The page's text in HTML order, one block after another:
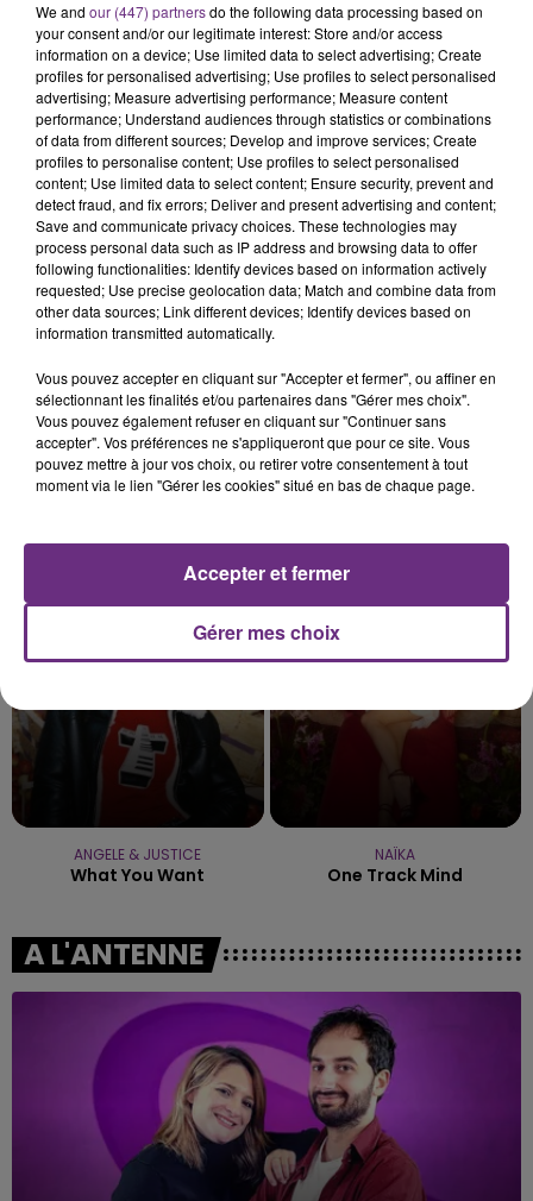
L'INSPECTION DU TRAVAIL RAPPELLE À
L'ORDRE SUR LES CONDITIONS DE...
Alors que les dates de début des vendange 2026
s'est avéré être plus précoce que prévu,
l'inspection du Travail en profite pour rappeler
les conditions de...
TITRES DIFFUSÉS
8h51
8h51 8h47
8h47
8h43
8h43
ANGELE & JUSTICE
What You Want
8h35
8h35
NAÏKA
One Track Mind
A L'ANTENNE
We and our (447) partnersdo the following data processing based on
your consent and/or our legitimate interest: Store and/or access
information on a device; Use limited data to select advertising; Create
profiles for personalised advertising; Use profiles to select personalised
advertising; Measure advertising performance; Measure content
performance; Understand audiences through statistics or combinations
of data from different sources; Develop and improve services; Create
profiles to personalise content; Use profiles to select personalised
content; Use limited data to select content; Ensure security, prevent and
detect fraud, and fix errors; Deliver and present advertising and content;
Save and communicate privacy choices. These technologies may
process personal data such as IP address and browsing data to offer
following functionalities: Identify devices based on information actively
requested; Use precise geolocation data; Match and combine data from
other data sources; Link different devices; Identify devices based on
information transmitted automatically.
Vous pouvez accepter en cliquant sur "Accepter et fermer", ou affiner en
sélectionnant les finalités et/ou partenaires dans "Gérer mes choix".
Vous pouvez également refuser en cliquant sur "Continuer sans
accepter". Vos préférences ne s'appliqueront que pour ce site. Vous
pouvez mettre à jour vos choix, ou retirer votre consentement à tout
moment via le lien "Gérer les cookies" situé en bas de chaque page.
Gérer mes choix
Accepter et fermer